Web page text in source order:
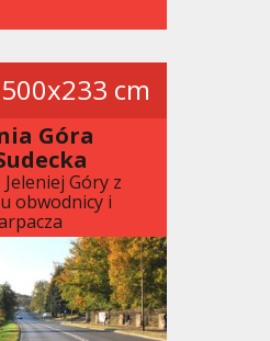
500x233 cm
Góra
Góry z
obwodnicy i